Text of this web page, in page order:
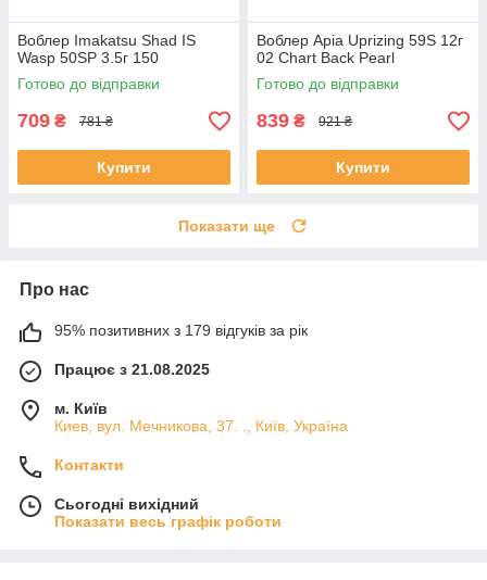
Воблер Imakatsu Shad IS
Wasp 50SP 3.5г 150
Готово до відправки
709 ₴ 781 ₴
Купити
Воблер Apia Uprizing 59S 12г
02 Chart Back Pearl
Готово до відправки
839 ₴ 921 ₴
Купити
Показати ще
Про нас
95% позитивних з 179 відгуків за рік
Працює з 21.08.2025
м. Київ
Киев, вул. Мечникова, 37. ., Київ, Україна
Контакти
Сьогодні вихідний
Показати весь графік роботи